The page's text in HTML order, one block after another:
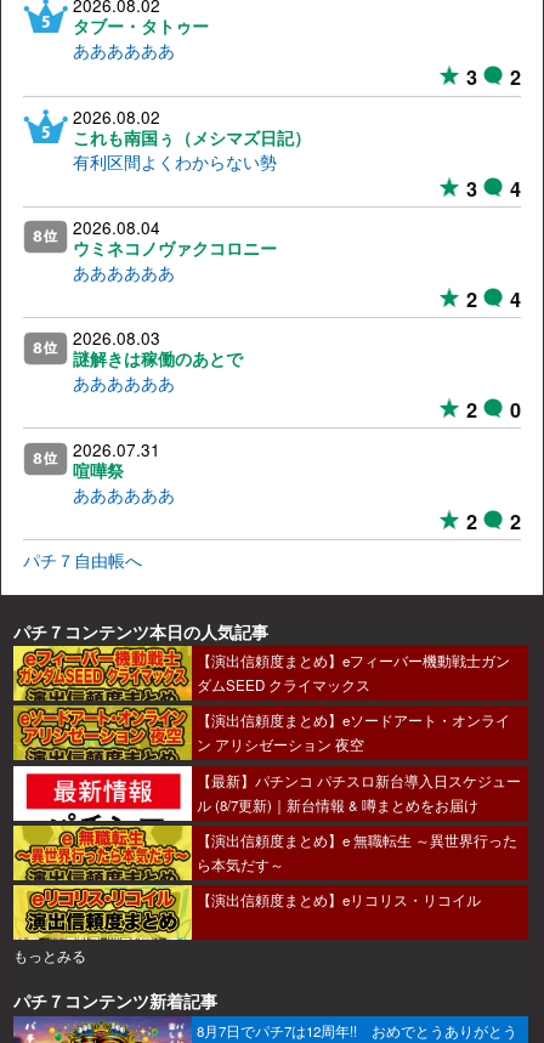
2026.08.02
タブー・タトゥー
ああああああ
3 2
2026.08.02
これも南国ぅ（メシマズ日記）
有利区間よくわからない勢
3 4
2026.08.04
ウミネコノヴァクコロニー
ああああああ
2 4
2026.08.03
謎解きは稼働のあとで
ああああああ
2 0
2026.07.31
喧嘩祭
ああああああ
2 2
パチ７自由帳へ
パチ７コンテンツ本日の人気記事
【演出信頼度まとめ】eフィーバー機動戦士ガン
ダムSEED クライマックス
【演出信頼度まとめ】eソードアート・オンライ
ン アリシゼーション 夜空
【最新】パチンコ パチスロ新台導入日スケジュー
ル (8/7更新)｜新台情報 & 噂まとめをお届け
【演出信頼度まとめ】e 無職転生 ～異世界行った
ら本気だす～
【演出信頼度まとめ】eリコリス・リコイル
もっとみる
パチ７コンテンツ新着記事
8月7日でパチ7は12周年!! おめでとうありがとう